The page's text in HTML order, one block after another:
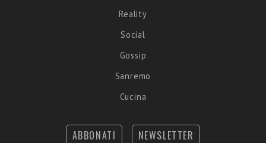
Reality
Social
Gossip
Sanremo
Cucina
ABBONATI NEWSLETTER